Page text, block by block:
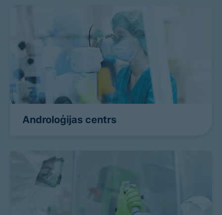
Androloģijas centrs